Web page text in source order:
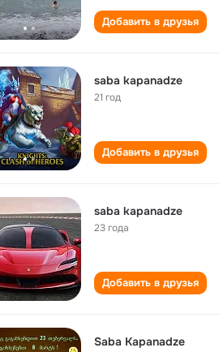
Добавить в друзья
saba kapanadze
21 год
Добавить в друзья
saba kapanadze
23 года
Добавить в друзья
Saba Kapanadze